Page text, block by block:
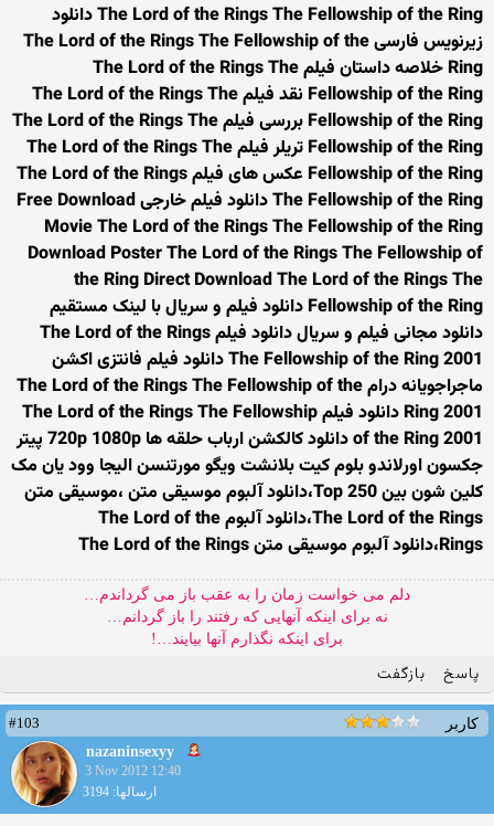
The Lord of the Rings The Fellowship of the Ring دانلود
زیرنویس فارسی The Lord of the Rings The Fellowship of the
Ring خلاصه داستان فیلم The Lord of the Rings The
Fellowship of the Ring نقد فیلم The Lord of the Rings The
Fellowship of the Ring بررسی فیلم The Lord of the Rings The
Fellowship of the Ring تریلر فیلم The Lord of the Rings The
Fellowship of the Ring عکس های فیلم The Lord of the Rings
The Fellowship of the Ring دانلود فیلم خارجی Free Download
Movie The Lord of the Rings The Fellowship of the Ring
Download Poster The Lord of the Rings The Fellowship of
the Ring Direct Download The Lord of the Rings The
Fellowship of the Ring دانلود فیلم و سریال با لینک مستقیم
دانلود مجانی فیلم و سریال دانلود فیلم The Lord of the Rings
The Fellowship of the Ring 2001 دانلود فیلم فانتزی اکشن
ماجراجویانه درام The Lord of the Rings The Fellowship of the
Ring 2001 دانلود فیلم The Lord of the Rings The Fellowship
of the Ring 2001 دانلود کالکشن ارباب حلقه ها 720p 1080p پیتر
جکسون اورلاندو بلوم کیت بلانشت ویگو مورتنسن الیجا وود یان مک
کلین شون بین Top 250،دانلود آلبوم موسیقی متن ،موسیقی متن
The Lord of the Rings،دانلود آلبوم The Lord of the
Rings،دانلود آلبوم موسیقی متن The Lord of the Rings
دلم می خواست زمان را به عقب باز می گرداندم…
نه برای اینکه آنهایی که رفتند را باز گردانم…
برای اینکه نگذارم آنها بیایند…!
پاسخ بازگفت
کاربر
#103
nazaninsexyy
3 Nov 2012 12:40
ارسالها: 3194